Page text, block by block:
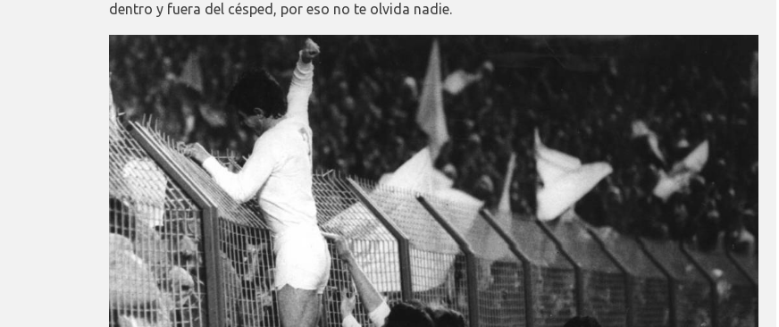
dentro y fuera del césped, por eso no te olvida nadie.